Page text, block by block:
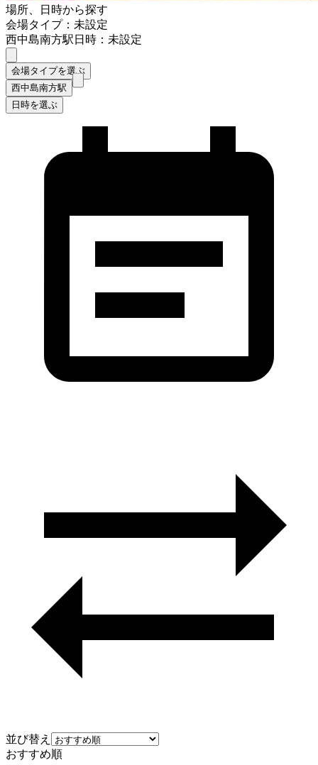
場所、日時から探す
会場タイプ：未設定
西中島南方駅日時：未設定
会場タイプを選ぶ
西中島南方駅
日時を選ぶ
並び替え
おすすめ順